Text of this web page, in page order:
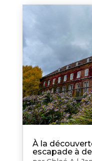
À la
escapade à